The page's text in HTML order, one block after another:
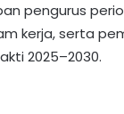
pengurus
kerja, serta
2025–2030.